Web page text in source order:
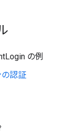
の例
認証